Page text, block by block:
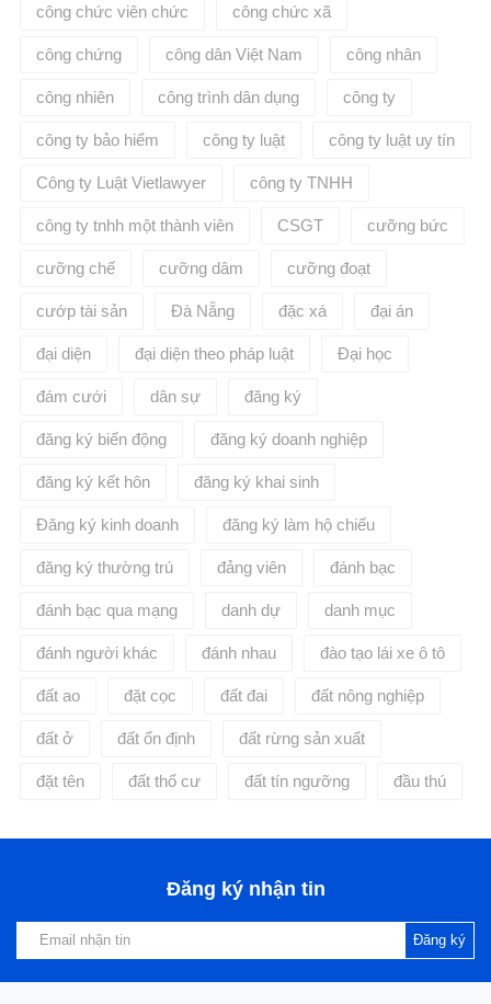
công chức viên chức công chức xã
công chứng công dân Việt Nam công nhân
công nhiên công trình dân dụng công ty
công ty bảo hiểm công ty luật công ty luật uy tín
Công ty Luật Vietlawyer công ty TNHH
công ty tnhh một thành viên CSGT cưỡng bức
cưỡng chế cưỡng dâm cưỡng đoạt
cướp tài sản Đà Nẵng đặc xá đại án
đại diện đại diện theo pháp luật Đại học
đám cưới dân sự đăng ký
đăng ký biến động đăng ký doanh nghiệp
đăng ký kết hôn đăng ký khai sinh
Đăng ký kinh doanh đăng ký làm hộ chiếu
đăng ký thường trú đảng viên đánh bạc
đánh bạc qua mạng danh dự danh mục
đánh người khác đánh nhau đào tạo lái xe ô tô
đất ao đặt cọc đất đai đất nông nghiệp
đất ở đất ổn định đất rừng sản xuất
đặt tên đất thổ cư đất tín ngưỡng đầu thú
Đăng ký nhận tin
Đăng ký